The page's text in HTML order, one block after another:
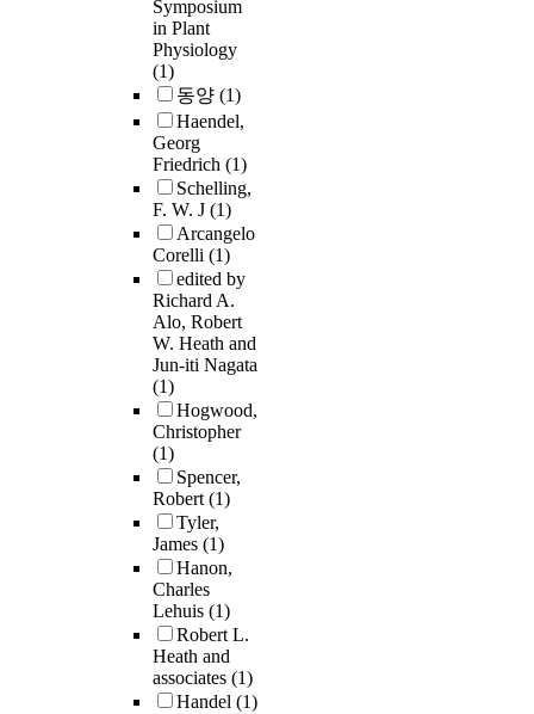
Symposium
in Plant
Physiology
(1)
동양 (1)
Haendel,
Georg
Friedrich (1)
Schelling,
F. W. J (1)
Arcangelo
Corelli (1)
edited by
Richard A.
Alo, Robert
W. Heath and
Jun-iti Nagata
(1)
Hogwood,
Christopher
(1)
Spencer,
Robert(1)
Tyler,
James (1)
Hanon,
Charles
Lehuis (1)
Robert L.
Heath and
associates (1)
Handel (1)